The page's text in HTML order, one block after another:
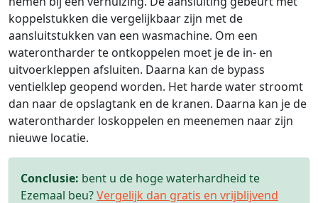
koppelstukken die vergelijkbaar zijn met de
aansluitstukken van een wasmachine. Om een
waterontharder te ontkoppelen moet je de in- en
uitvoerkleppen afsluiten. Daarna kan de bypass
ventielklep geopend worden. Het harde water stroomt
dan naar de opslagtank en de kranen. Daarna kan je de
waterontharder loskoppelen en meenemen naar zijn
nieuwe locatie.
Conclusie: bent u de hoge waterhardheid te
Ezemaal beu?Vergelijk dan gratis en vrijblijvend